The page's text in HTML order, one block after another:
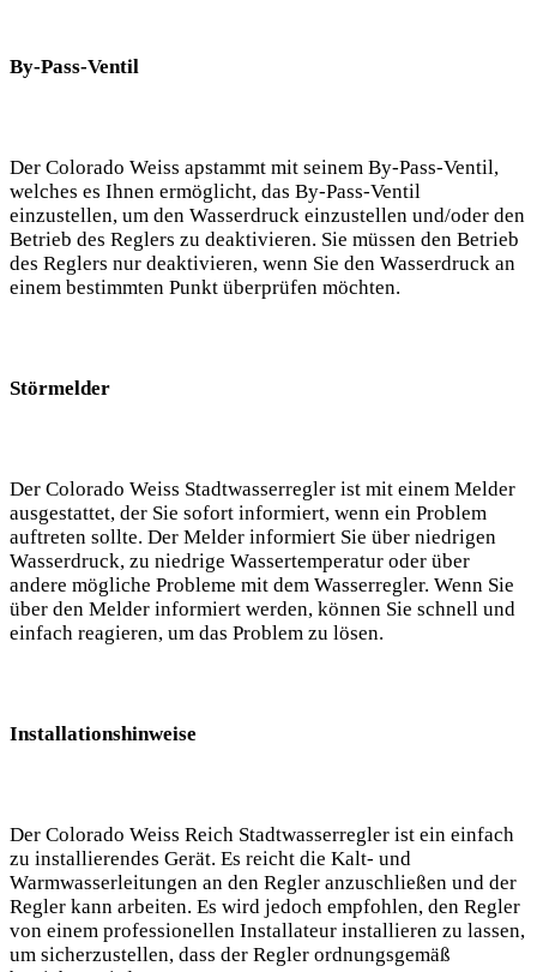
By-Pass-Ventil
Der Colorado Weiss apstammt mit seinem By-Pass-Ventil,
welches es Ihnen ermöglicht, das By-Pass-Ventil
einzustellen, um den Wasserdruck einzustellen und/oder den
Betrieb des Reglers zu deaktivieren. Sie müssen den Betrieb
des Reglers nur deaktivieren, wenn Sie den Wasserdruck an
einem bestimmten Punkt überprüfen möchten.
Störmelder
Der Colorado Weiss Stadtwasserregler ist mit einem Melder
ausgestattet, der Sie sofort informiert, wenn ein Problem
auftreten sollte. Der Melder informiert Sie über niedrigen
Wasserdruck, zu niedrige Wassertemperatur oder über
andere mögliche Probleme mit dem Wasserregler. Wenn Sie
über den Melder informiert werden, können Sie schnell und
einfach reagieren, um das Problem zu lösen.
Installationshinweise
Der Colorado Weiss Reich Stadtwasserregler ist ein einfach
zu installierendes Gerät. Es reicht die Kalt- und
Warmwasserleitungen an den Regler anzuschließen und der
Regler kann arbeiten. Es wird jedoch empfohlen, den Regler
von einem professionellen Installateur installieren zu lassen,
um sicherzustellen, dass der Regler ordnungsgemäß